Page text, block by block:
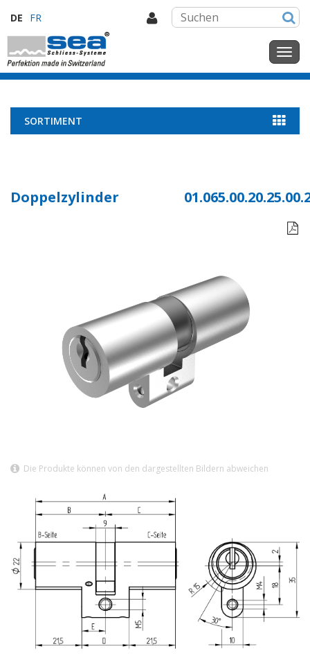
DE FR
SORTIMENT
Doppelzylinder

Die Produkte können von den dargestellten Bildern abweichen